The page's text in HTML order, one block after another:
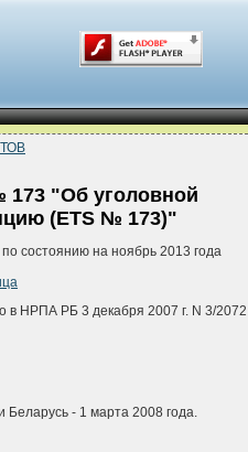
"Об уголовной
(ETS № 173)"
состоянию на ноябрь 2013 года
в НРПА РБ 3 декабря 2007 г. N 3/2072
Беларусь - 1 марта 2008 года.